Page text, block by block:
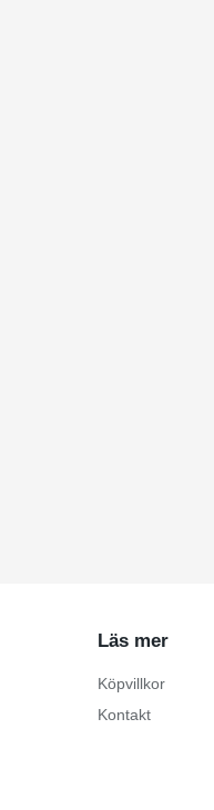
Läs mer
Köpvillkor
Kontakt